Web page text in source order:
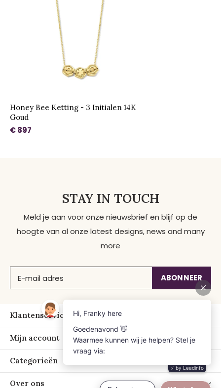
Honey Bee Ketting - 3 Initialen 14K
Goud
€ 897
STAY IN TOUCH
Meld je aan voor onze nieuwsbrief en blijf op de
hoogte van al onze latest designs, news and many
more
ABONNEER
Klantenservice
Mijn account
Categorieën
Over ons